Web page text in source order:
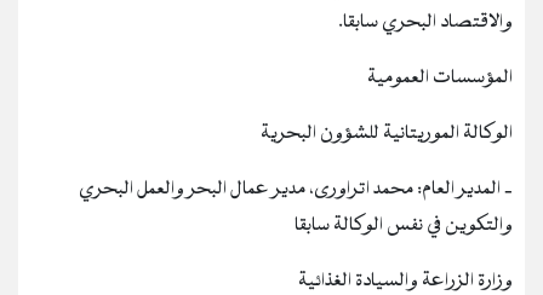
والاقتصاد البحري سابقا.
المؤسسات العمومية
الوكالة الموريتانية للشؤون البحرية
‐ المدير العام: محمد اتراورى، مدير عمال البحر والعمل البحري
والتكوين في نفس الوكالة سابقا
وزارة الزراعة والسيادة الغذائية